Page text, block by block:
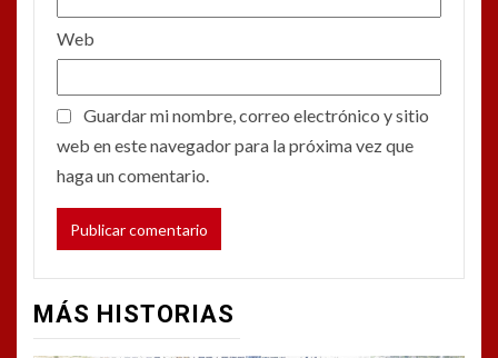
Web
Guardar mi nombre, correo electrónico y sitio
web en este navegador para la próxima vez que
haga un comentario.
MÁS HISTORIAS